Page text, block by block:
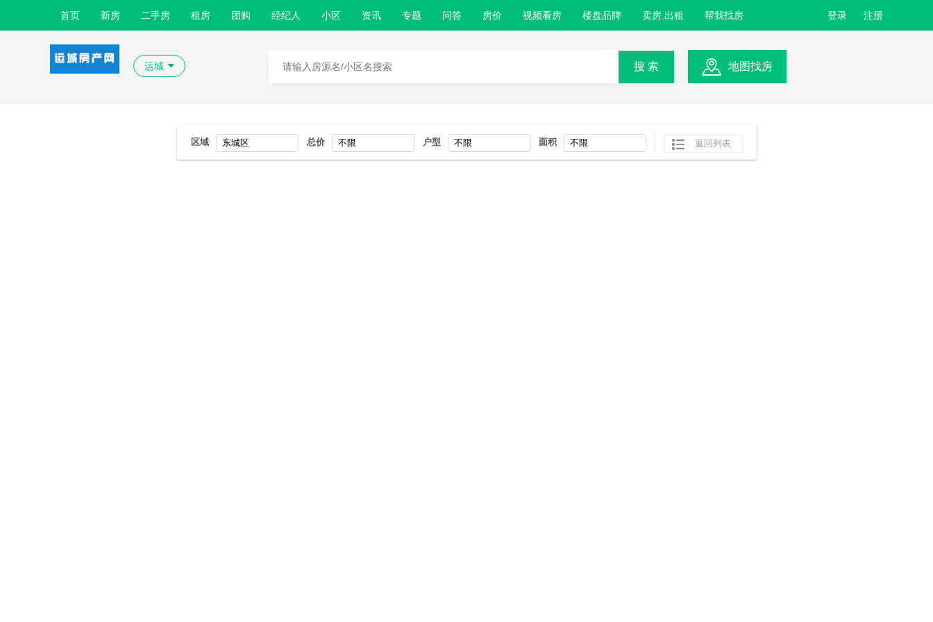
首页 新房 二手房 租房 团购 经纪人 小区 资讯 专题 问答 房价 视频看房 楼盘品牌 卖房.出租 帮我找房 登录 注册
运城 搜 索 地图找房
区域 东城区 总价 不限 户型 不限 面积 不限 返回列表